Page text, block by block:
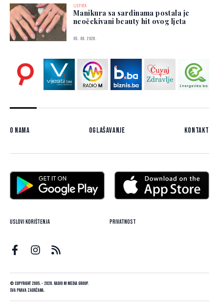
LJEPOTA
Manikura sa sardinama postala je
neočekivani beauty hit ovog ljeta
05. 08. 2026.
O nama Oglašavanje Kontakt
Uslovi korištenja Privatnost
© Copyright 2005. - 2026. Radio M Media Group.
Sva prava zadržana.